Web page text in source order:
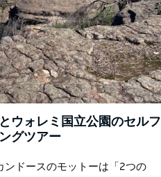
ウォレミ国立公園のセルフ
グツアー
ンドースのモットーは「2つの